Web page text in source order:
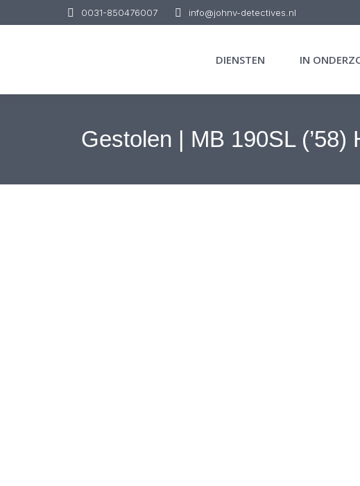
0031-850476007 info@johnv-detectives.nl
DIENSTEN IN
Gestolen | MB 190SL